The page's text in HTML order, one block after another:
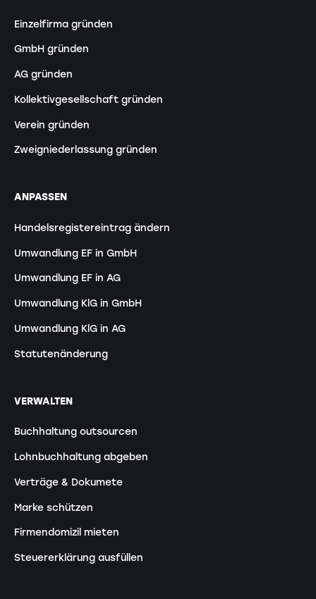
Einzelfirma gründen
GmbH gründen
AG gründen
Kollektivgesellschaft gründen
Verein gründen
Zweigniederlassung gründen
ANPASSEN
Handelsregistereintrag ändern
Umwandlung EF in GmbH
Umwandlung EF in AG
Umwandlung KlG in GmbH
Umwandlung KlG in AG
Statutenänderung
VERWALTEN
Buchhaltung outsourcen
Lohnbuchhaltung abgeben
Verträge & Dokumete
Marke schützen
Firmendomizil mieten
Steuererklärung ausfüllen